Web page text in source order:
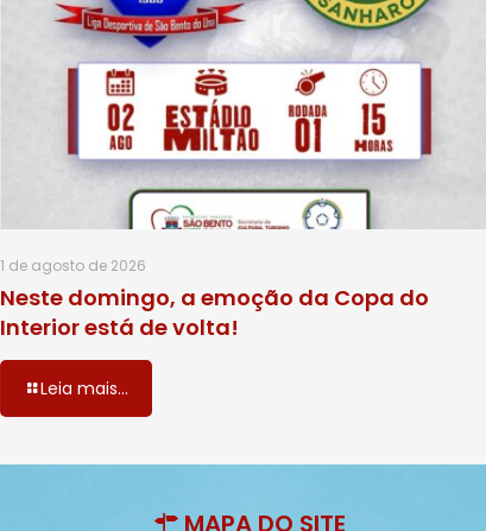
1 de agosto de 2026
Neste domingo, a emoção da Copa do
Interior está de volta!
Leia mais...